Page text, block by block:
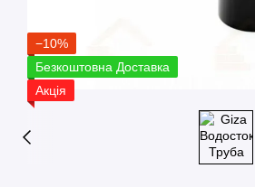
−10%
Безкоштовна Доставка
Акція